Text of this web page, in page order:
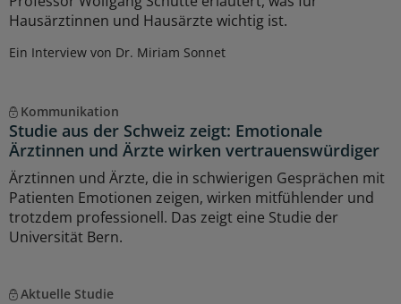
Hausärztinnen und Hausärzte wichtig ist.
Ein Interview von Dr. Miriam Sonnet
Kommunikation
Studie aus der Schweiz zeigt: Emotionale
Ärztinnen und Ärzte wirken vertrauenswürdiger
Ärztinnen und Ärzte, die in schwierigen Gesprächen mit
Patienten Emotionen zeigen, wirken mitfühlender und
trotzdem professionell. Das zeigt eine Studie der
Universität Bern.
Aktuelle Studie